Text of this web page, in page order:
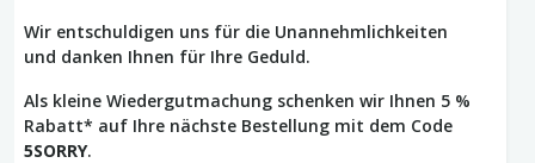
Wir entschuldigen uns für die Unannehmlichkeiten
und danken Ihnen für Ihre Geduld.
Als kleine Wiedergutmachung schenken wir Ihnen 5 %
Rabatt* auf Ihre nächste Bestellung mit dem Code
5SORRY.